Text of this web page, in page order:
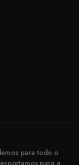
para todo o
para a